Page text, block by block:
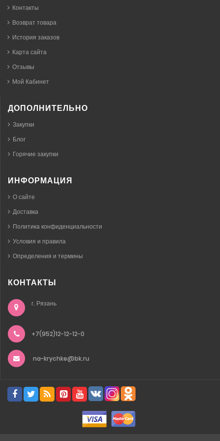
Контакты
Возврат товара
История заказов
Карта сайта
Отзывы
Мой Кабинет
ДОПОЛНИТЕЛЬНО
Закупки
Блог
Горячие закупки
ИНФОРМАЦИЯ
О сайте
Доставка
Политика конфиденциальности
Условия и правила
Определения и термины
КОНТАКТЫ
г. Рязань
+7(952)12-12-12-0
na-krychke@bk.ru